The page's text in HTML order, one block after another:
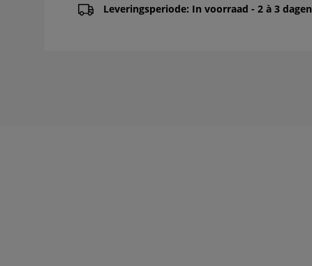
Leveringsperiode: In voorraad - 2 à 3 dagen